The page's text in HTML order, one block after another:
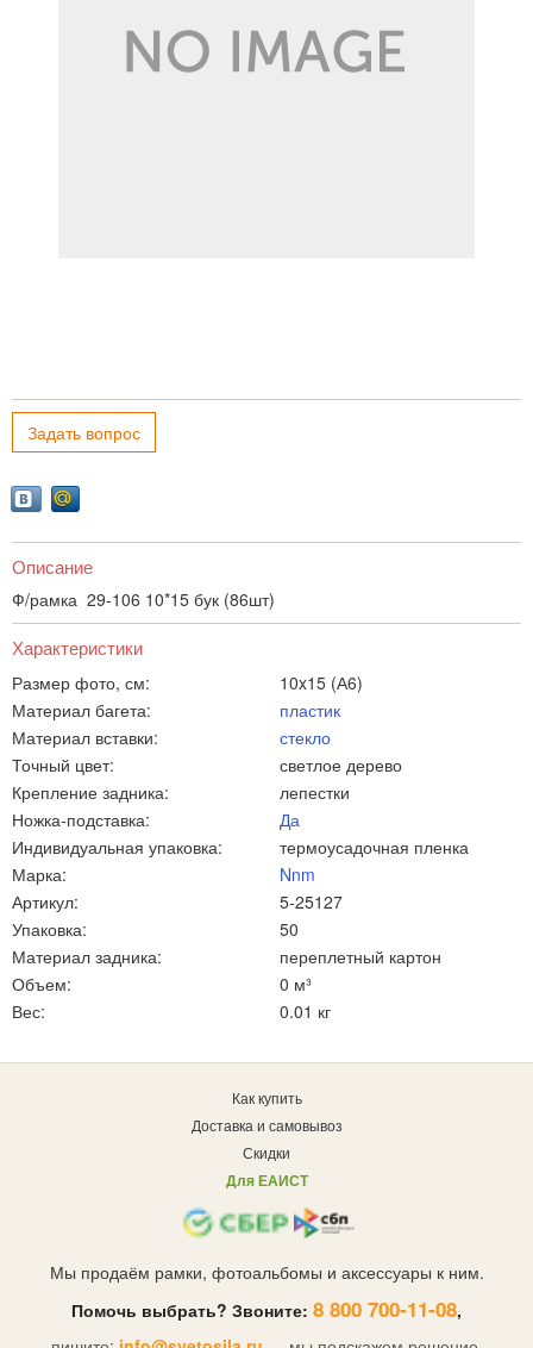
Задать вопрос
Описание
Ф/рамка 29-106 10*15 бук (86шт)
Характеристики
Размер фото, см:
10x15 (А6)
Материал багета:
пластик
Материал вставки:
стекло
Точный цвет:
светлое дерево
Крепление задника:
лепестки
Ножка-подставка:
Да
Индивидуальная упаковка:
термоусадочная пленка
Марка:
Nnm
Артикул:
5-25127
Упаковка:
50
Материал задника:
переплетный картон
Объем:
0 м³
Вес:
0.01 кг
Как купить
Доставка и самовывоз
Скидки
Для ЕАИСТ
Мы продаём рамки, фотоальбомы и аксессуары к ним.
Помочь выбрать? Звоните: 8 800 700-11-08,